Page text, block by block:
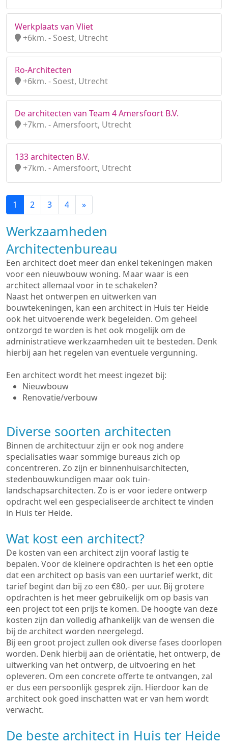
Werkplaats van Vliet
+6km. - Soest, Utrecht
Ro-Architecten
+6km. - Soest, Utrecht
De architecten van Team 4 Amersfoort B.V.
+7km. - Amersfoort, Utrecht
133 architecten B.V.
+7km. - Amersfoort, Utrecht
1 2 3 4 »
Werkzaamheden
Architectenbureau
Een architect doet meer dan enkel tekeningen maken
voor een nieuwbouw woning. Maar waar is een
architect allemaal voor in te schakelen?
Naast het ontwerpen en uitwerken van
bouwtekeningen, kan een architect in Huis ter Heide
ook het uitvoerende werk begeleiden. Om geheel
ontzorgd te worden is het ook mogelijk om de
administratieve werkzaamheden uit te besteden. Denk
hierbij aan het regelen van eventuele vergunning.
Een architect wordt het meest ingezet bij:
Nieuwbouw
Renovatie/verbouw
Diverse soorten architecten
Binnen de architectuur zijn er ook nog andere
specialisaties waar sommige bureaus zich op
concentreren. Zo zijn er binnenhuisarchitecten,
stedenbouwkundigen maar ook tuin-
landschapsarchitecten. Zo is er voor iedere ontwerp
opdracht wel een gespecialiseerde architect te vinden
in Huis ter Heide.
Wat kost een architect?
De kosten van een architect zijn vooraf lastig te
bepalen. Voor de kleinere opdrachten is het een optie
dat een architect op basis van een uurtarief werkt, dit
tarief begint dan bij zo een €80,- per uur. Bij grotere
opdrachten is het meer gebruikelijk om op basis van
een project tot een prijs te komen. De hoogte van deze
kosten zijn dan volledig afhankelijk van de wensen die
bij de architect worden neergelegd.
Bij een groot project zullen ook diverse fases doorlopen
worden. Denk hierbij aan de oriëntatie, het ontwerp, de
uitwerking van het ontwerp, de uitvoering en het
opleveren. Om een concrete offerte te ontvangen, zal
er dus een persoonlijk gesprek zijn. Hierdoor kan de
architect ook goed inschatten wat er van hem wordt
verwacht.
De beste architect in Huis ter Heide